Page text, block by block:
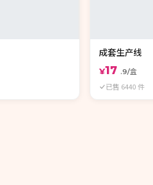
成套生产线
¥17 .9/盒
已售 6440 件